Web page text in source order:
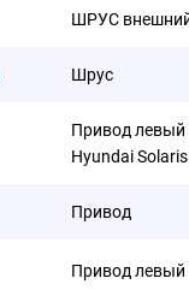
ШРУС внешний
Шрус
Привод левый
Hyundai
Привод
Привод левый